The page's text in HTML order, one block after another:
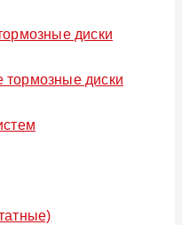
диски
диски